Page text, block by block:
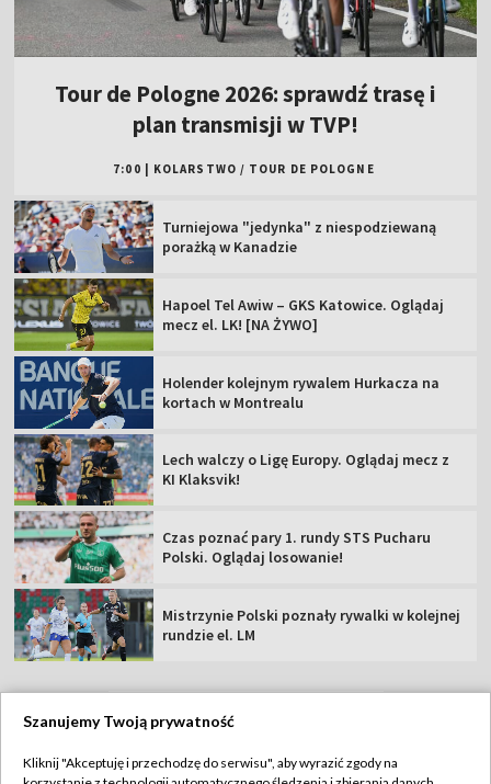
Tour de Pologne 2026: sprawdź trasę i
plan transmisji w TVP!
7:00 KOLARSTWO / TOUR DE POLOGNE
Turniejowa "jedynka" z niespodziewaną
porażką w Kanadzie
Hapoel Tel Awiw – GKS Katowice. Oglądaj
mecz el. LK! [NA ŻYWO]
Holender kolejnym rywalem Hurkacza na
kortach w Montrealu
Lech walczy o Ligę Europy. Oglądaj mecz z
KI Klaksvik!
Czas poznać pary 1. rundy STS Pucharu
Polski. Oglądaj losowanie!
Mistrzynie Polski poznały rywalki w kolejnej
rundzie el. LM
Szanujemy Twoją prywatność
Kliknij "Akceptuję i przechodzę do serwisu", aby wyrazić zgody na